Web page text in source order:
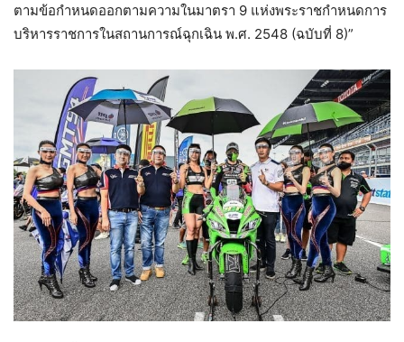
ตามข้อกำหนดออกตามความในมาตรา 9 แห่งพระราชกำหนดการ
บริหารราชการในสถานการณ์ฉุกเฉิน พ.ศ. 2548 (ฉบับที่ 8)”